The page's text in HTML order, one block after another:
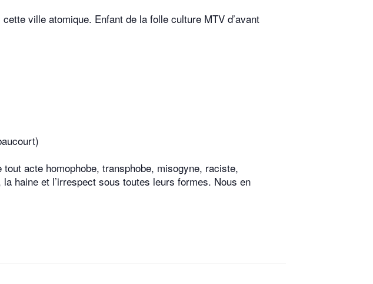
ville atomique. Enfant de la folle culture MTV d’avant
acte homophobe, transphobe, misogyne, raciste,
haine et l’irrespect sous toutes leurs formes. Nous en